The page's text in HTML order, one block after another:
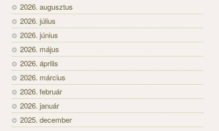
2026. augusztus
2026. július
2026. június
2026. május
2026. április
2026. március
2026. február
2026. január
2025. december